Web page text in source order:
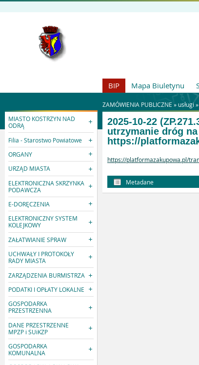
BIP Mapa Biuletynu
ZAMÓWIENIA PUBLICZNE » usługi »
MIASTO KOSTRZYN NAD
ODRĄ
Filia - Starostwo Powiatowe
ORGANY
URZĄD MIASTA
ELEKTRONICZNA SKRZYNKA
PODAWCZA
E-DORĘCZENIA
ELEKTRONICZNY SYSTEM
KOLEJKOWY
ZAŁATWIANIE SPRAW
UCHWAŁY I PROTOKOŁY
RADY MIASTA
ZARZĄDZENIA BURMISTRZA
PODATKI I OPŁATY LOKALNE
GOSPODARKA
PRZESTRZENNA
DANE PRZESTRZENNE
MPZP i SUiKZP
GOSPODARKA
KOMUNALNA
2025-10-22
utrzymanie dróg
https://
https://platformazakupowa.pl/
Metadane